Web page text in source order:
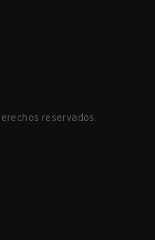
reservados.